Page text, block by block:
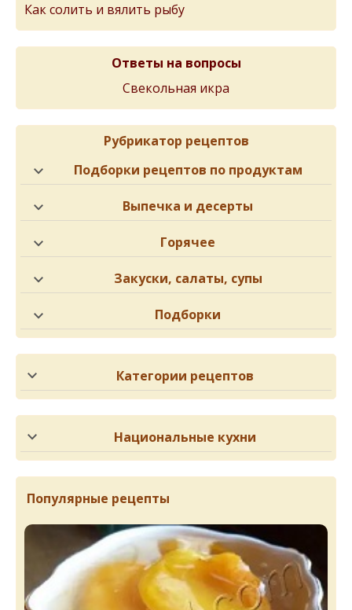
Как солить и вялить рыбу
Ответы на вопросы
Свекольная икра
Рубрикатор рецептов
Подборки рецептов по продуктам
Выпечка и десерты
Горячее
Закуски, салаты, супы
Подборки
Категории рецептов
Национальные кухни
Популярные рецепты